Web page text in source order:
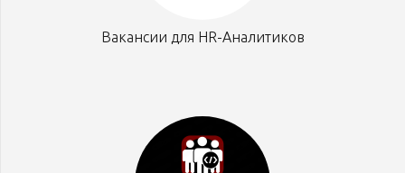
Вакансии для HR-Аналитиков